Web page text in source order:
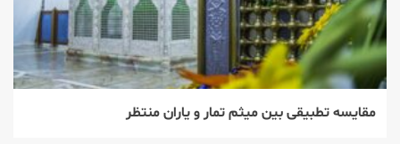
مقایسه تطبیقی بین میثم تمار و یاران منتظر